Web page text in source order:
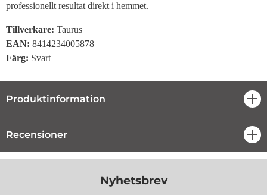
professionellt resultat direkt i hemmet.
Tillverkare: Taurus
EAN: 8414234005878
Färg: Svart
Produktinformation
Recensioner
Nyhetsbrev